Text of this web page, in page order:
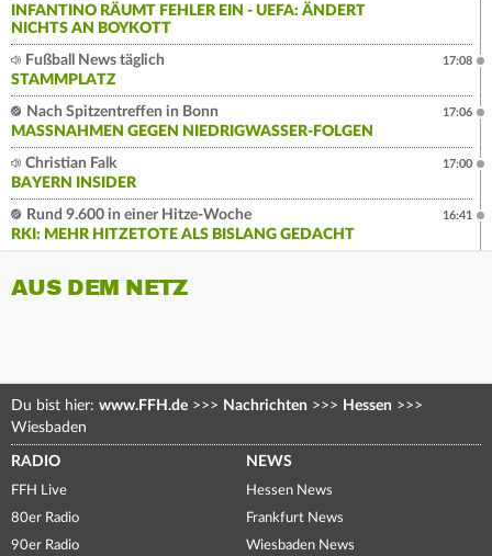
INFANTINO RÄUMT FEHLER EIN - UEFA: ÄNDERT
NICHTS AN BOYKOTT
Fußball News täglich
STAMMPLATZ
17:08
Nach Spitzentreffen in Bonn
MASSNAHMEN GEGEN NIEDRIGWASSER-FOLGEN
17:06
Christian Falk
BAYERN INSIDER
17:00
Rund 9.600 in einer Hitze-Woche
RKI: MEHR HITZETOTE ALS BISLANG GEDACHT
16:41
AUS DEM NETZ
Du bist hier: www.FFH.de >>> Nachrichten >>> Hessen >>>
Wiesbaden
RADIO
FFH Live
80er Radio
90er Radio
NEWS
Hessen News
Frankfurt News
Wiesbaden News